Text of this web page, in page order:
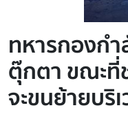
ทหารกองก
ตุ๊กตา ขณะที่
จะขนย้ายบริ